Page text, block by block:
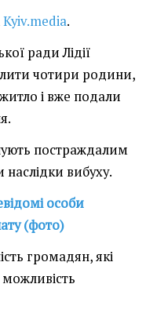
Kyiv.media.
ради Лідії
чотири родини,
і вже подали
постраждалим
вибуху.
особи
(фото)
громадян, які